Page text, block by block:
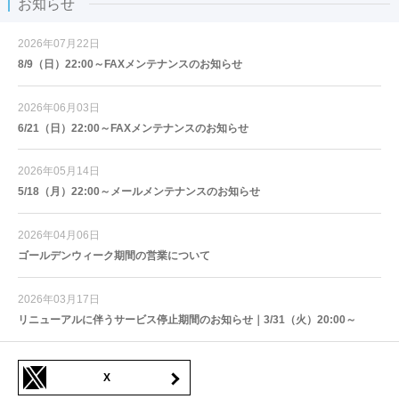
お知らせ
2026年07月22日
8/9（日）22:00～FAXメンテナンスのお知らせ
2026年06月03日
6/21（日）22:00～FAXメンテナンスのお知らせ
2026年05月14日
5/18（月）22:00～メールメンテナンスのお知らせ
2026年04月06日
ゴールデンウィーク期間の営業について
2026年03月17日
リニューアルに伴うサービス停止期間のお知らせ｜3/31（火）20:00～
X